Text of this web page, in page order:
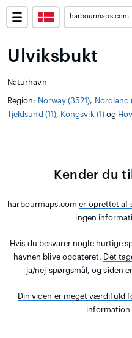
harbourmaps.com
Ulviksbukt
Naturhavn
Region: Norway (3521), Nordland
Tjeldsund (11), Kongsvik (1)og
Kender du
harbourmaps.comer oprettet af
ingen
Hvis du besvarer nogle hurtige
havnen blive opdateret. Det
ja/nej-spørgsmål, og siden
Din viden er meget værdifuld
information